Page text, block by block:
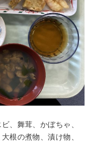
、舞茸、かぼちゃ、
根の煮物、漬け物、